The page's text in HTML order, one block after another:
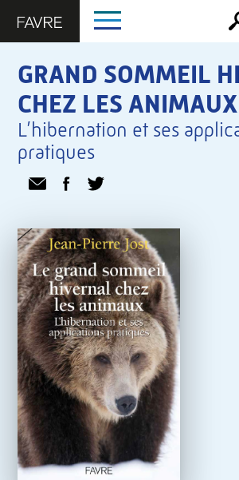
GRAND SOMMEIL
CHEZ LES
L’hibernation et ses
pratiques